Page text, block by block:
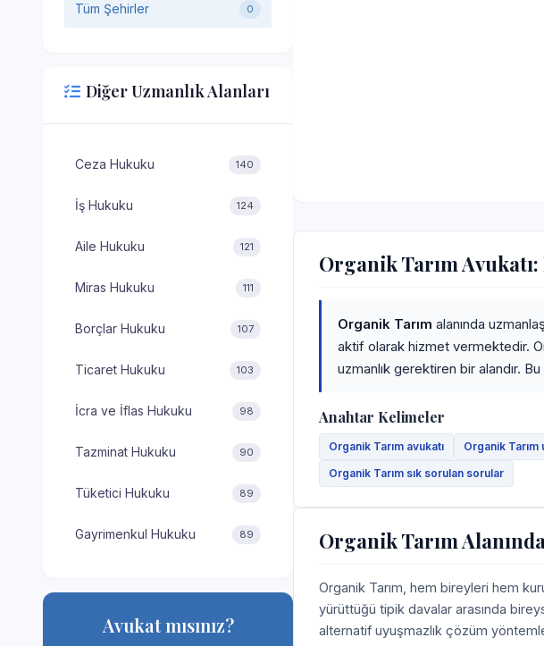
Tüm Şehirler 0
Diğer Uzmanlık Alanları
Ceza Hukuku 140
İş Hukuku 124
Aile Hukuku 121
Miras Hukuku 111
Borçlar Hukuku 107
Ticaret Hukuku 103
İcra ve İflas Hukuku 98
Tazminat Hukuku 90
Tüketici Hukuku 89
Gayrimenkul Hukuku 89
Avukat mısınız?
Organik Tarım
Organik Tarım alanında
aktif olarak hizmet vermektedir.
uzmanlık gerektiren bir alandır.
Anahtar Kelimeler
Organik Tarım avukatı Organik Tarım
Organik Tarım sık sorulan sorular
Organik Tarım
Organik Tarım, hem bireyleri hem
yürüttüğü tipik davalar arasında
alternatif uyuşmazlık çözüm